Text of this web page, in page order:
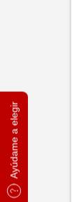
Ayúdame a elegir